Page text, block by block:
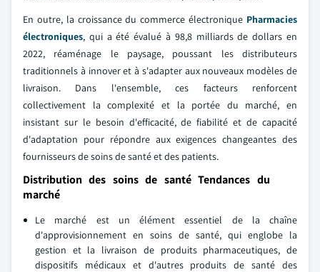
En outre, la croissance du commerce électronique Pharmacies
électroniques, qui a été évalué à 98,8 milliards de dollars en
2022, réaménage le paysage, poussant les distributeurs
traditionnels à innover et à s'adapter aux nouveaux modèles de
livraison. Dans l'ensemble, ces facteurs renforcent
collectivement la complexité et la portée du marché, en
insistant sur le besoin d'efficacité, de fiabilité et de capacité
d'adaptation pour répondre aux exigences changeantes des
fournisseurs de soins de santé et des patients.
Distribution des soins de santé Tendances du
marché
Le marché est un élément essentiel de la chaîne
d'approvisionnement en soins de santé, qui englobe la
gestion et la livraison de produits pharmaceutiques, de
dispositifs médicaux et d'autres produits de santé des